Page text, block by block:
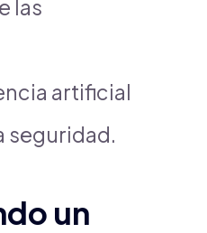
las
artificial
seguridad.
un